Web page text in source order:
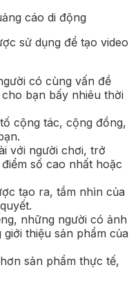
cáo di động
sử dụng để tạo video
có cùng vấn đề
bạn bấy nhiêu thời
cộng tác, cộng đồng,
với người chơi, trở
số cao nhất hoặc
tạo ra, tầm nhìn của
những người có ảnh
thiệu sản phẩm của
sản phẩm thực tế,